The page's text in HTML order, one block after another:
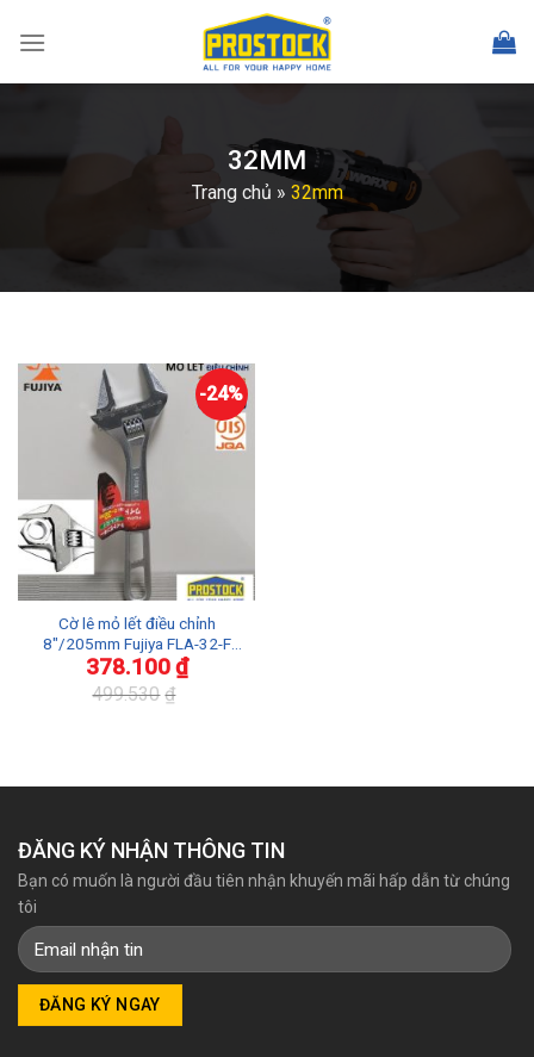
32MM
Trang chủ » 32mm
-24%
Cờ lê mỏ lết điều chỉnh
8″/205mm Fujiya FLA-32-F
Sản xuất Nhật Bản
499.530 ₫
378.100₫
ĐĂNG KÝ NHẬN THÔNG TIN
Bạn có muốn là người đầu tiên nhận khuyến mãi hấp dẫn từ chúng
tôi